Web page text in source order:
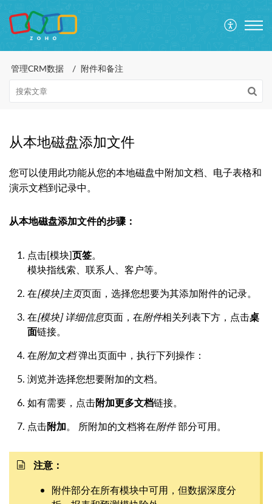
管理CRM数据 附件和备注
从本地磁盘添加文件
您可以使用此功能从您的本地磁盘中附加文档、电子表格和
演示文档到记录中。
从本地磁盘添加文件的步骤：
点击[模块]页签。
模块指线索、联系人、客户等。
在[模块]主页页面，选择您想要为其添加附件的记录。
在[模块] 详细信息页面，在附件相关列表下方，点击桌
面链接。
在附加文档弹出页面中，执行下列操作：
浏览并选择您想要附加的文档。
如有需要，点击附加更多文档链接。
点击附加。 所附加的文档将在附件部分可用。
注意：
附件部分在所有模块中可用，但数据深度分